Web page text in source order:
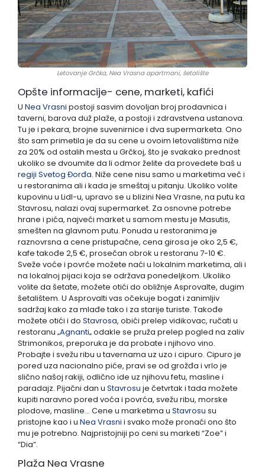
Letovanje Grčka, Nea Vrasna apartmani, šetalište
Opšte informacije- cene, marketi, kafići
U Nea Vrasni postoji sasvim dovoljan broj prodavnica i
taverni, barova duž plaže, a postoji i zdravstvena ustanova.
Tu je i pekara, brojne suvenirnice i dva supermarketa. Ono
što sam primetila je da su cene u ovoim letovalištima niže
za 20% od ostalih mesta u Grčkoj, što je svakako prednost
ukoliko se dvoumite da li odmor želite da provedete baš u
regiji Svetog Đorđa. Niže cene nisu samo u marketima več i
u restoranima ali i kada je smeštaj u pitanju. Ukoliko volite
kupovinu u Lidl-u, upravo se u blizini Nea Vrasne, na putu ka
Stavrosu, nalazi ovaj supermarket. Za osnovne potrebe
hrane i pića, najveći market u samom mestu je Masutis,
smešten na glavnom putu. Ponuda u restoranima je
raznovrsna a cene pristupačne, cena girosa je oko 2,5 €,
kafe takođe 2,5 €, prosečan obrok u restoranu 7-10 €.
Sveže voće i povrće možete naći u lokalnim marketima, ali i
na lokalnoj pijaci koja se održava ponedeljkom. Ukoliko
volite da šetate, možete otići do obližnje Asprovalte, dugim
šetalištem. U Asprovalti vas očekuje bogat i zanimljiv
sadržaj kako za mlađe tako i za starije turiste. Takođe
možete otići i do Stavrosa, obići prelep vidikovac, ručati u
restoranu ‚‚Agnanti‚‚ odakle se pruža prelep pogled na zaliv
Strimonikos, preporuka je da probate i njihovo vino.
Probajte i svežu ribu u tavernama uz uzo i cipuro. Cipuro je
pored uza nacionalno piće, pravi se od grožđa i vrlo je
slično našoj rakiji, odlično ide uz njihovu fetu, masline i
paradajz. Pijačni dan u Stavrosu je četvrtak i tada možete
kupiti naravno pored voća i povrća, svežu ribu, morske
plodove, masline… Cene u marketima u Stavrosu su
pristojne kao i u Nea Vrasni i svako može pronaći ono što
mu je potrebno. Najpristojniji po ceni su marketi “Zoe” i
“Dia”.
Plaža Nea Vrasne